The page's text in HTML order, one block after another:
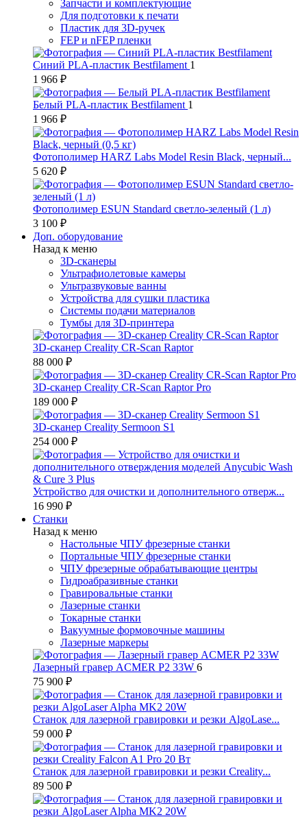
Запчасти и комплектующие
Для подготовки к печати
Пластик для 3D-ручек
FEP и nFEP пленки
Синий PLA-пластик Bestfilament 1
1 966 ₽
Белый PLA-пластик Bestfilament 1
1 966 ₽
Фотополимер HARZ Labs Model Resin Black, черный...
5 620 ₽
Фотополимер ESUN Standard светло-зеленый (1 л)
3 100 ₽
Доп. оборудование
Назад к меню
3D-сканеры
Ультрафиолетовые камеры
Ультразвуковые ванны
Устройства для сушки пластика
Системы подачи материалов
Тумбы для 3D-принтера
3D-сканер Creality CR-Scan Raptor
88 000 ₽
3D-сканер Creality CR-Scan Raptor Pro
189 000 ₽
3D-сканер Creality Sermoon S1
254 000 ₽
Устройство для очистки и дополнительного отверж...
16 990 ₽
Станки
Назад к меню
Настольные ЧПУ фрезерные станки
Портальные ЧПУ фрезерные станки
ЧПУ фрезерные обрабатывающие центры
Гидроабразивные станки
Гравировальные станки
Лазерные станки
Токарные станки
Вакуумные формовочные машины
Лазерные маркеры
Лазерный гравер ACMER P2 33W 6
75 900 ₽
Станок для лазерной гравировки и резки AlgoLase...
59 000 ₽
Станок для лазерной гравировки и резки Creality...
89 500 ₽